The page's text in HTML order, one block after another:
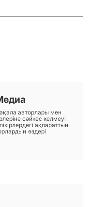
авторлары мен
сәйкес келмеуі
ақпараттың
өздері